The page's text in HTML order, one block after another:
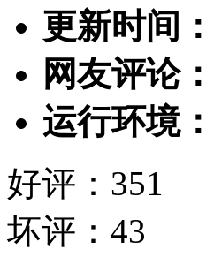
更新时间：
网友评论：
运行环境：
好评：351
坏评：43